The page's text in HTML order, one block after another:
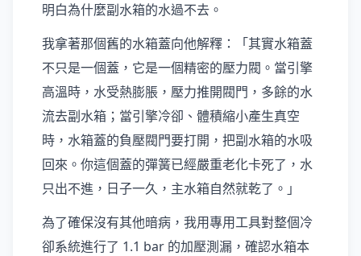
明白為什麼副水箱的水過不去。
我拿著那個舊的水箱蓋向他解釋：「其實水箱蓋
不只是一個蓋，它是一個精密的壓力閥。當引擎
高溫時，水受熱膨脹，壓力推開閥門，多餘的水
流去副水箱；當引擎冷卻、體積縮小產生真空
時，水箱蓋的負壓閥門要打開，把副水箱的水吸
回來。你這個蓋的彈簧已經嚴重老化卡死了，水
只出不進，日子一久，主水箱自然就乾了。」
為了確保沒有其他暗病，我用專用工具對整個冷
卻系統進行了 1.1 bar 的加壓測漏，確認水箱本